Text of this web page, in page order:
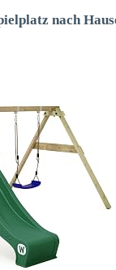
nach